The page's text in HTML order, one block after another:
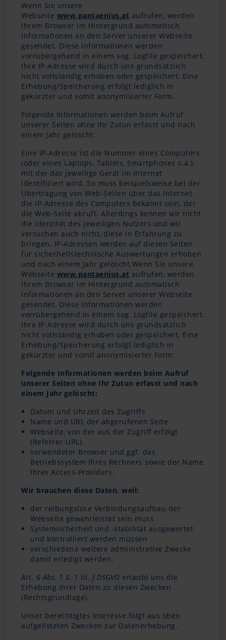
Wenn Sie unsere
Webseite www.pantaenius.at aufrufen, werden
Ihrem Browser im Hintergrund automatisch
Informationen an den Server unserer Webseite
gesendet. Diese Informationen werden
vorrübergehend in einem sog. Logfile gespeichert.
Ihre IP-Adresse wird durch uns grundsätzlich
nicht vollständig erhoben oder gespeichert. Eine
Erhebung/Speicherung erfolgt lediglich in
gekürzter und somit anonymisierter Form.
Folgende Informationen werden beim Aufruf
unserer Seiten ohne Ihr Zutun erfasst und nach
einem Jahr gelöscht:
Eine IP-Adresse ist die Nummer eines Computers
(oder eines Laptops, Tablets, Smartphones o.ä.),
mit der das jeweilige Gerät im Internet
identifiziert wird. So muss beispielsweise bei der
Übertragung von Web-Seiten über das Internet
die IP-Adresse des Computers bekannt sein, der
die Web-Seite abruft. Allerdings kennen wir nicht
die Identität des jeweiligen Nutzers und wir
versuchen auch nicht, diese in Erfahrung zu
bringen. IP-Adressen werden auf diesen Seiten
für sicherheitstechnische Auswertungen erhoben
und nach einem Jahr gelöscht.Wenn Sie unsere
Webseite www.pantaenius.at aufrufen, werden
Ihrem Browser im Hintergrund automatisch
Informationen an den Server unserer Webseite
gesendet. Diese Informationen werden
vorrübergehend in einem sog. Logfile gespeichert.
Ihre IP-Adresse wird durch uns grundsätzlich
nicht vollständig erhoben oder gespeichert. Eine
Erhebung/Speicherung erfolgt lediglich in
gekürzter und somit anonymisierter Form.
Folgende Informationen werden beim Aufruf
unserer Seiten ohne Ihr Zutun erfasst und nach
einem Jahr gelöscht:
Datum und Uhrzeit des Zugriffs
Name und URL der abgerufenen Seite
Webseite, von der aus der Zugriff erfolgt
(Referrer-URL)
verwendeter Browser und ggf. das
Betriebssystem Ihres Rechners sowie der Name
Ihres Access-Providers.
Wir brauchen diese Daten, weil:
der reibungslose Verbindungsaufbau der
Webseite gewährleistet sein muss
Systemsicherheit und -stabilität ausgewertet
und kontrolliert werden müssen
verschiedene weitere administrative Zwecke
damit erledigt werden.
Art. 6 Abs. 1 S. 1 lit. f DSGVO erlaubt uns die
Erhebung Ihrer Daten zu diesen Zwecken
(Rechtsgrundlage).
Unser berechtigtes Interesse folgt aus oben
aufgelisteten Zwecken zur Datenerhebung.